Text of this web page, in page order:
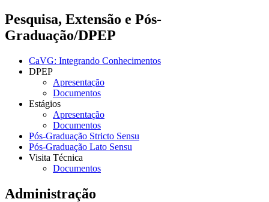
Pesquisa, Extensão e Pós-
Graduação/DPEP
CaVG: Integrando Conhecimentos
DPEP
Apresentação
Documentos
Estágios
Apresentação
Documentos
Pós-Graduação Stricto Sensu
Pós-Graduação Lato Sensu
Visita Técnica
Documentos
Administração